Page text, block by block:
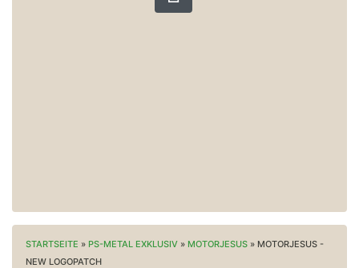
STARTSEITE » PS-METAL EXKLUSIV » MOTORJESUS » MOTORJESUS -
NEW LOGOPATCH